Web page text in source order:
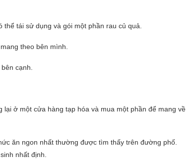
tái sử dụng và gói một phần rau củ quả.
theo bên mình.
cạnh.
ở một cửa hàng tạp hóa và mua một phần để mang về
ăn ngon nhất thường được tìm thấy trên đường phố.
nhất định.